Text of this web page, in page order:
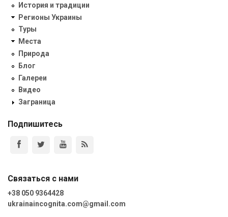
История и традиции
Регионы Украины
Туры
Места
Природа
Блог
Галереи
Видео
Заграница
Подпишитесь
Связаться с нами
+38 050 9364428
ukrainaincognita.com@gmail.com